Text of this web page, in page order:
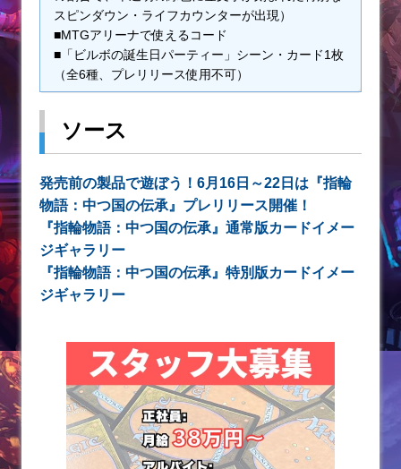
スピンダウン・ライフカウンターが出現）
■MTGアリーナで使えるコード
■「ビルボの誕生日パーティー」シーン・カード1枚
（全6種、プレリリース使用不可）
ソース
発売前の製品で遊ぼう！6月16日～22日は『指輪
物語：中つ国の伝承』プレリリース開催！
『指輪物語：中つ国の伝承』通常版カードイメー
ジギャラリー
『指輪物語：中つ国の伝承』特別版カードイメー
ジギャラリー